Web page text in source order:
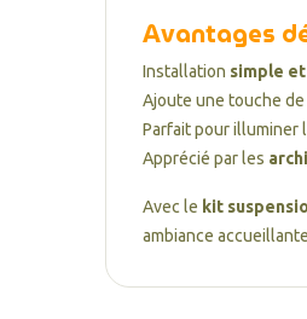
Avantages
Installation simple
Ajoute une touche de
Parfait pour illuminer
Apprécié par les
Avec le kit
ambiance